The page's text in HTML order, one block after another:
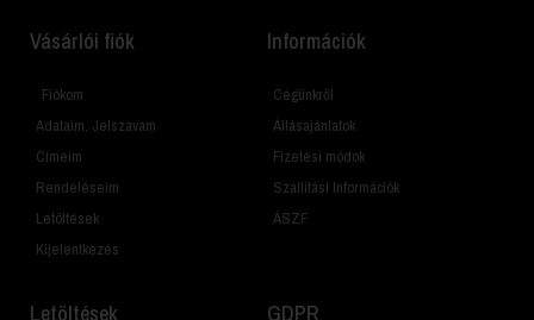
Vásárlói fiók
Fiókom
Adataim, Jelszavam
Címeim
Rendeléseim
Letöltések
Kijelentkezés
Információk
Cégünkről
Állásajánlatok
Fizetési módok
Szállítási Információk
ÁSZF
Letöltések GDPR